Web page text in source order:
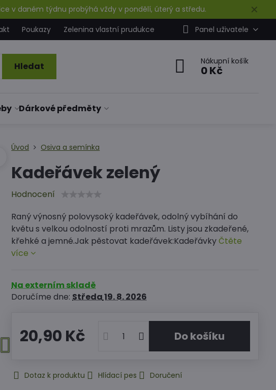
✕
v daném týdnu probýhá vždy v pondělí, úterý a středu.
Poukazy Zelenina vlastní prudukce Panel uživatele
Hledat Nákupní košík
0 Kč
Dárkové předměty
Úvod Osiva a semínka
Kadeřávek zelený
Hodnocení
Raný výnosný polovysoký kadeřávek, odolný vybíhání do
květu s velkou odolností proti mrazům. Listy jsou zkadeřené,
křehké a jemné.Jak pěstovat kadeřávek:KadeřávkyČtěte
více
Na externím skladě
Doručíme dne:Středa19. 8. 2026
20,90 Kč Do košíku
Dotaz k produktu Hlídací pes
Doručení